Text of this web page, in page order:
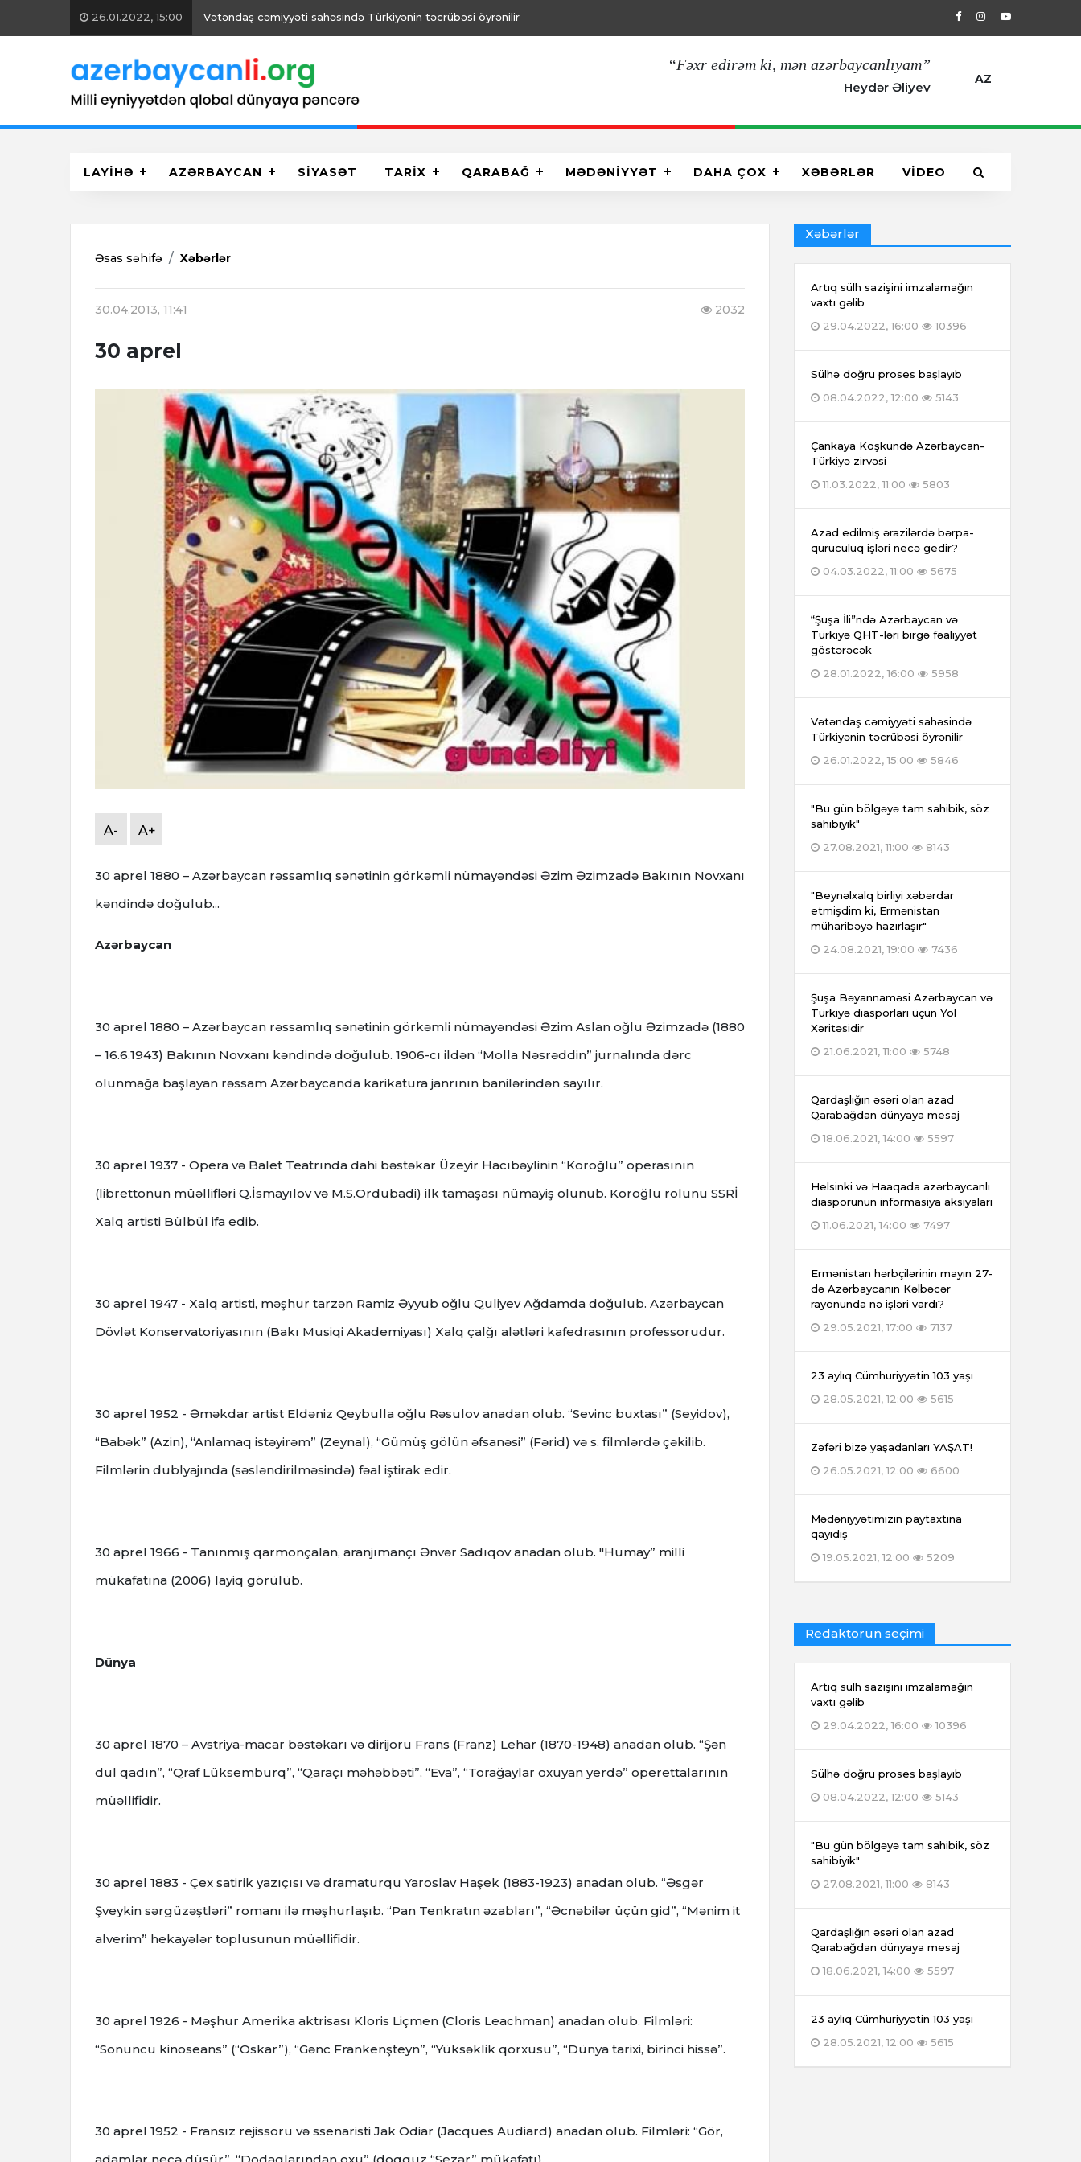
26.01.2022, 15:00 Vətəndaş cəmiyyəti sahəsində Türkiyənin təcrübəsi öyrənilir 29.04.2022, 16:00 Artıq sülh
“Fəxr edirəm ki, mən azərbaycanlıyam”
Heydər Əliyev
AZ
LAYİHƏ AZƏRBAYCAN SİYASƏT TARİX QARABAĞ MƏDƏNİYYƏT DAHA ÇOX XƏBƏRLƏR VİDEO
Əsas səhifə Xəbərlər
30.04.2013, 11:41 2032
30 aprel
A- A+
30 aprel 1880 – Azərbaycan rəssamlıq sənətinin görkəmli nümayəndəsi Əzim Əzimzadə Bakının Novxanı
kəndində doğulub...
Azərbaycan
30 aprel 1880 – Azərbaycan rəssamlıq sənətinin görkəmli nümayəndəsi Əzim Aslan oğlu Əzimzadə (1880
– 16.6.1943) Bakının Novxanı kəndində doğulub. 1906-cı ildən “Molla Nəsrəddin” jurnalında dərc
olunmağa başlayan rəssam Azərbaycanda karikatura janrının banilərindən sayılır.
30 aprel 1937 - Opera və Balet Teatrında dahi bəstəkar Üzeyir Hacıbəylinin “Koroğlu” operasının
(librettonun müəllifləri Q.İsmayılov və M.S.Ordubadi) ilk tamaşası nümayiş olunub. Koroğlu rolunu SSRİ
Xalq artisti Bülbül ifa edib.
30 aprel 1947 - Xalq artisti, məşhur tarzən Ramiz Əyyub oğlu Quliyev Ağdamda doğulub. Azərbaycan
Dövlət Konservatoriyasının (Bakı Musiqi Akademiyası) Xalq çalğı alətləri kafedrasının professorudur.
30 aprel 1952 - Əməkdar artist Eldəniz Qeybulla oğlu Rəsulov anadan olub. “Sevinc buxtası” (Seyidov),
“Babək” (Azin), “Anlamaq istəyirəm” (Zeynal), “Gümüş gölün əfsanəsi” (Fərid) və s. filmlərdə çəkilib.
Filmlərin dublyajında (səsləndirilməsində) fəal iştirak edir.
30 aprel 1966 - Tanınmış qarmonçalan, aranjımançı Ənvər Sadıqov anadan olub. "Humay” milli
mükafatına (2006) layiq görülüb.
Dünya
30 aprel 1870 – Avstriya-macar bəstəkarı və dirijoru Frans (Franz) Lehar (1870-1948) anadan olub. “Şən
dul qadın”, “Qraf Lüksemburq”, “Qaraçı məhəbbəti”, “Eva”, “Torağaylar oxuyan yerdə” operettalarının
müəllifidir.
30 aprel 1883 - Çex satirik yazıçısı və dramaturqu Yaroslav Haşek (1883-1923) anadan olub. “Əsgər
Şveykin sərgüzəştləri” romanı ilə məşhurlaşıb. “Pan Tenkratın əzabları”, “Əcnəbilər üçün gid”, “Mənim it
alverim” hekayələr toplusunun müəllifidir.
30 aprel 1926 - Məşhur Amerika aktrisası Kloris Liçmen (Cloris Leachman) anadan olub. Filmləri:
“Sonuncu kinoseans” (“Oskar”), “Gənc Frankenşteyn”, “Yüksəklik qorxusu”, “Dünya tarixi, birinci hissə”.
30 aprel 1952 - Fransız rejissoru və ssenaristi Jak Odiar (Jacques Audiard) anadan olub. Filmləri: “Gör,
Xəbərlər
Artıq sülh sazişini imzalamağın
vaxtı gəlib
29.04.2022, 16:00
10396
Sülhə doğru proses başlayıb
08.04.2022, 12:00
5143
Çankaya Köşkündə Azərbaycan-
Türkiyə zirvəsi
11.03.2022, 11:00
5803
Azad edilmiş ərazilərdə bərpa-
quruculuq işləri necə gedir?
04.03.2022, 11:00
5675
“Şuşa İli”ndə Azərbaycan və
Türkiyə QHT-ləri birgə fəaliyyət
göstərəcək
28.01.2022, 16:00
5958
Vətəndaş cəmiyyəti sahəsində
Türkiyənin təcrübəsi öyrənilir
26.01.2022, 15:00
5846
"Bu gün bölgəyə tam sahibik, söz
sahibiyik"
27.08.2021, 11:00
8143
"Beynəlxalq birliyi xəbərdar
etmişdim ki, Ermənistan
müharibəyə hazırlaşır"
24.08.2021, 19:00
7436
Şuşa Bəyannaməsi Azərbaycan və
Türkiyə diasporları üçün Yol
Xəritəsidir
21.06.2021, 11:00
5748
Qardaşlığın əsəri olan azad
Qarabağdan dünyaya mesaj
18.06.2021, 14:00
5597
Helsinki və Haaqada azərbaycanlı
diasporunun informasiya aksiyaları
11.06.2021, 14:00
7497
Ermənistan hərbçilərinin mayın 27-
də Azərbaycanın Kəlbəcər
rayonunda nə işləri vardı?
29.05.2021, 17:00
7137
23 aylıq Cümhuriyyətin 103 yaşı
28.05.2021, 12:00
5615
Zəfəri bizə yaşadanları YAŞAT!
26.05.2021, 12:00
6600
Mədəniyyətimizin paytaxtına
qayıdış
19.05.2021, 12:00
5209
Redaktorun seçimi
Artıq sülh sazişini imzalamağın
vaxtı gəlib
29.04.2022, 16:00
10396
Sülhə doğru proses başlayıb
08.04.2022, 12:00
5143
"Bu gün bölgəyə tam sahibik, söz
sahibiyik"
27.08.2021, 11:00
8143
Qardaşlığın əsəri olan azad
Qarabağdan dünyaya mesaj
18.06.2021, 14:00
5597
23 aylıq Cümhuriyyətin 103 yaşı
28.05.2021, 12:00
5615